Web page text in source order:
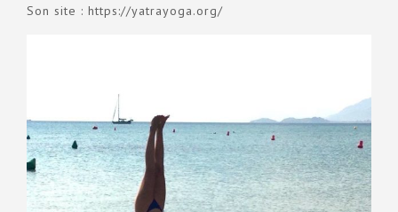
Son site : https://yatrayoga.org/